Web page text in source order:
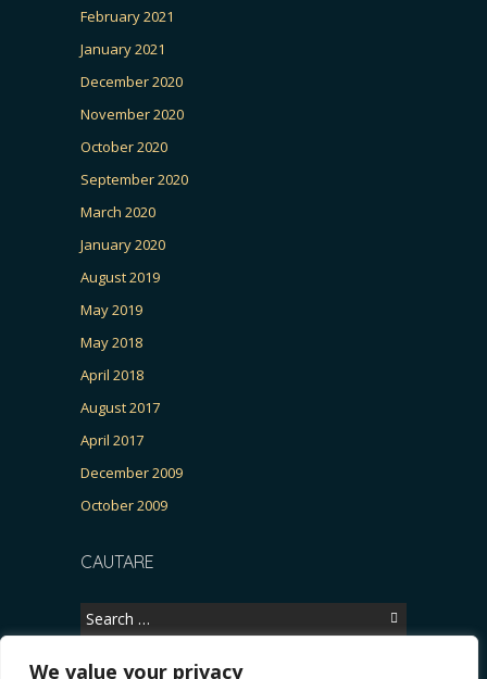
We value your privacy
February 2021
January 2021
December 2020
November 2020
October 2020
September 2020
March 2020
January 2020
August 2019
May 2019
May 2018
April 2018
August 2017
April 2017
December 2009
October 2009
CAUTARE
Search
for: